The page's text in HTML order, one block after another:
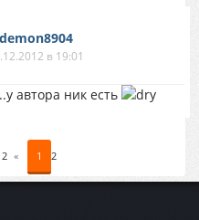
demon8904
в 19:01
автора ник есть
2 « 1 2